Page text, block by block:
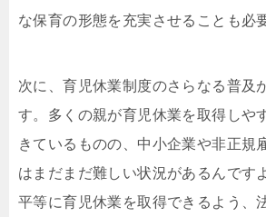
な保育の形態を充実させることも必
次に、育児休業制度のさらなる普及
す。多くの親が育児休業を取得しや
きているものの、中小企業や非正規
はまだまだ難しい状況があるんです
平等に育児休業を取得できるよう、